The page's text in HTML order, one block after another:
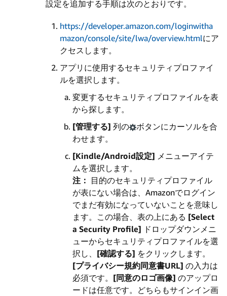
設定を追加する手順は次のとおりです。
https://developer.amazon.com/loginwitha
mazon/console/site/lwa/overview.htmlにア
クセスします。
アプリに使用するセキュリティプロファイ
ルを選択します。
変更するセキュリティプロファイルを表
から探します。
[管理する] 列の
ボタンにカーソルを合
わせます。
[Kindle/Android設定] メニューアイテ
ムを選択します。
注： 目的のセキュリティプロファイル
が表にない場合は、Amazonでログイン
でまだ有効になっていないことを意味し
ます。この場合、表の上にある [Select
a Security Profile] ドロップダウンメニ
ューからセキュリティプロファイルを選
択し、 [確認する] をクリックします。
[プライバシー規約同意書URL] の入力は
必須です。 [同意のロゴ画像] のアップロ
ードは任意です。どちらもサインイン画